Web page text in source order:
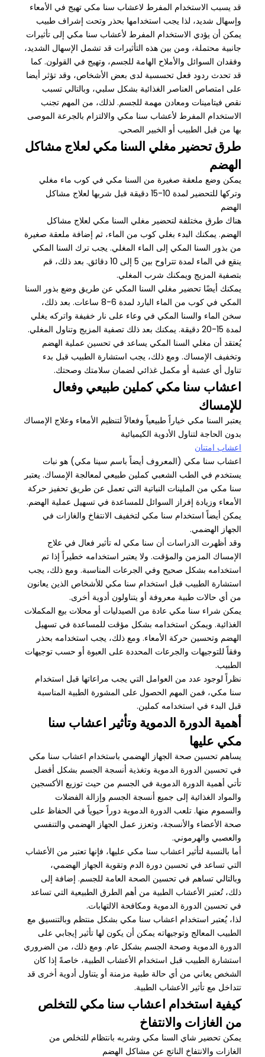
قد يسبب الاستخدام المفرط لاعشاب سنا مكي تهيج في الأمعاء
وإسهال شديد، لذا يجب استخدامها بحذر وتحت إشراف طبيب
يمكن أن يؤدي الاستخدام المفرط لأعشاب سنا مكي إلى تأثيرات
جانبية محتملة، ومن بين هذه التأثيرات قد تشمل الإسهال الشديد،
وفقدان السوائل والأملاح الهامة للجسم، وتهيج في القولون. كما
قد تحدث ردود فعل تحسسية لدى بعض الأشخاص، وقد تؤثر أيضا
على امتصاص العناصر الغذائية بشكل سلبي، وبالتالي تسبب
نقص فيتامينات ومعادن مهمة للجسم. لذلك، من المهم تجنب
الاستخدام المفرط لأعشاب سنا مكي والالتزام بالجرعة الموصى
بها من قبل الطبيب أو الخبير الصحي.
طرق تحضير مغلي السنا مكي لعلاج مشاكل
الهضم
يمكن وضع ملعقة صغيرة من السنا مكي في كوب ماء مغلي
وتركها للتحضير لمدة 10-15 دقيقة قبل شربها لعلاج مشاكل
الهضم
هناك طرق مختلفة لتحضير مغلي السنا مكي لعلاج مشاكل
الهضم. يمكنك البدء بغلي كوب من الماء، ثم إضافة ملعقة صغيرة
من بذور السنا المكي إلى الماء المغلي. يجب ترك السنا المكي
ينقع في الماء لمدة تتراوح بين 5 إلى 10 دقائق. بعد ذلك، قم
بتصفية المزيج ويمكنك شرب المغلي.
يمكنك أيضًا تحضير مغلي السنا المكي عن طريق وضع بذور السنا
المكي في كوب من الماء البارد لمدة 6-8 ساعات. بعد ذلك،
سخن الماء والسنا المكي في وعاء على نار خفيفة واتركه يغلي
لمدة 15-20 دقيقة. يمكنك بعد ذلك تصفية المزيج وتناول المغلي.
يُعتقد أن مغلي السنا المكي يساعد في تحسين عملية الهضم
وتخفيف الإمساك. ومع ذلك، يجب استشارة الطبيب قبل بدء
تناول أي عشبة أو مكمل غذائي لضمان سلامتك وصحتك.
اعشاب سنا مكي كملين طبيعي وفعال
للإمساك
يعتبر السنا مكي خياراً طبيعياً وفعالاً لتنظيم الأمعاء وعلاج الإمساك
بدون الحاجة لتناول الأدوية الكيميائية
اعشاب امتنان
اعشاب سنا مكي (المعروف أيضاً باسم سينا مكي) هو نبات
يستخدم في الطب الشعبي كملين طبيعي لمعالجة الإمساك. يعتبر
سنا مكي من الملينات النباتية التي تعمل عن طريق تحفيز حركة
الأمعاء وزيادة إفراز السوائل للمساعدة في تسهيل عملية الهضم.
يمكن أيضاً استخدام سنا مكي لتخفيف الانتفاخ والغازات في
الجهاز الهضمي.
وقد أظهرت الدراسات أن سنا مكي له تأثير فعال في علاج
الإمساك المزمن والمؤقت. ولا يعتبر استخدامه خطيراً إذا تم
استخدامه بشكل صحيح وفي الجرعات المناسبة. ومع ذلك، يجب
استشارة الطبيب قبل استخدام سنا مكي للأشخاص الذين يعانون
من أي حالات طبية معروفة أو يتناولون أدوية أخرى.
يمكن شراء سنا مكي عادة من الصيدليات أو محلات بيع المكملات
الغذائية. ويمكن استخدامه بشكل مؤقت للمساعدة في تسهيل
الهضم وتحسين حركة الأمعاء. ومع ذلك، يجب استخدامه بحذر
وفقاً للتوجيهات والجرعات المحددة على العبوة أو حسب توجيهات
الطبيب.
نظراً لوجود عدد من العوامل التي يجب مراعاتها قبل استخدام
سنا مكي، فمن المهم الحصول على المشورة الطبية المناسبة
قبل البدء في استخدامه كملين.
أهمية الدورة الدموية وتأثير اعشاب سنا
مكي عليها
يساهم تحسين صحة الجهاز الهضمي باستخدام اعشاب سنا مكي
في تحسين الدورة الدموية وتغذية أنسجة الجسم بشكل أفضل
تأتي أهمية الدورة الدموية في الجسم من حيث توزيع الأكسجين
والمواد الغذائية إلى جميع أنسجة الجسم وإزالة الفضلات
والسموم منها. تلعب الدورة الدموية دوراً حيوياً في الحفاظ على
صحة الأعضاء والأنسجة، وتعزز عمل الجهاز الهضمي والتنفسي
والعصبي والهرموني.
أما بالنسبة لتأثير اعشاب سنا مكي عليها، فإنها تعتبر من الأعشاب
التي تساعد في تحسين دورة الدم وتقوية الجهاز الهضمي،
وبالتالي تساهم في تحسين الصحة العامة للجسم. إضافة إلى
ذلك، تُعتبر الأعشاب الطبية من أهم الطرق الطبيعية التي تساعد
في تحسين الدورة الدموية ومكافحة الالتهابات.
لذا، يُعتبر استخدام اعشاب سنا مكي بشكل منتظم وبالتنسيق مع
الطبيب المعالج وتوجيهاته يمكن أن يكون لها تأثير إيجابي على
الدورة الدموية وصحة الجسم بشكل عام. ومع ذلك، من الضروري
استشارة الطبيب قبل استخدام الأعشاب الطبية، خاصةً إذا كان
الشخص يعاني من أي حالة طبية مزمنة أو يتناول أدوية أخرى قد
تتداخل مع تأثير الأعشاب الطبية.
كيفية استخدام اعشاب سنا مكي للتخلص
من الغازات والانتفاخ
يمكن تحضير شاي السنا مكي وشربه بانتظام للتخلص من
الغازات والانتفاخ الناتج عن مشاكل الهضم